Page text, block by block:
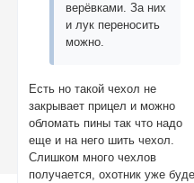
верёвками. За них
и лук переносить
можно.
Есть но такой чехол не
закрывает прицел и можно
обломать пины так что надо
еще и на него шить чехол.
Слишком много чехлов
получается, охотник уже